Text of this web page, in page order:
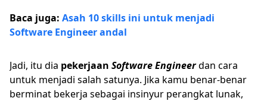
Baca juga: Asah 10 skills ini untuk menjadi
Software Engineer andal
Jadi, itu dia pekerjaan Software Engineerdan cara
untuk menjadi salah satunya. Jika kamu benar-benar
berminat bekerja sebagai insinyur perangkat lunak,